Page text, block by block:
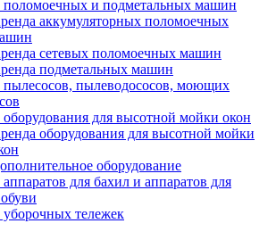
поломоечных и подметальных машин
аккумуляторных поломоечных
сетевых поломоечных машин
подметальных машин
пылесосов, пылеводососов, моющих
для высотной мойки окон
оборудования для высотной мойки
оборудование
для бахил и аппаратов для
тележек